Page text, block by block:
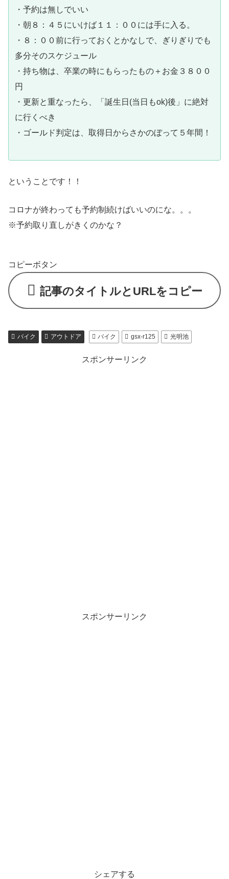
・予約は無しでいい
・朝８：４５にいけば１１：００には手に入る。
・８：００前に行っておくとかなしで、ぎりぎりでも
多分そのスケジュール
・持ち物は、卒業の時にもらったもの＋お金３８００
円
・更新と重なったら、「誕生日(当日もok)後」に絶対
に行くべき
・ゴールド判定は、取得日からさかのぼって５年間！
ということです！！
コロナが終わっても予約制続けばいいのにな。。。
※予約取り直しがきくのかな？
コピーボタン
記事のタイトルとURLをコピー
バイク アウトドア バイク gsx-r125 光明池
スポンサーリンク
スポンサーリンク
シェアする